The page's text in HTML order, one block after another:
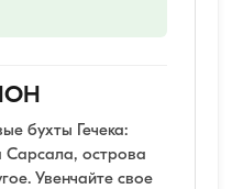
бухты Гечека:
Сарсала, острова
Увенчайте свое